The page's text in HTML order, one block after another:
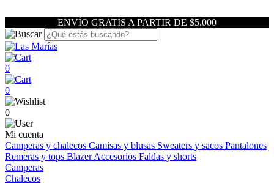
ENVÍO GRATIS A PARTIR DE $5.000
0
0
0
Mi cuenta
Camperas y chalecos Camisas y blusas Sweaters y sacos Pantalones
Remeras y tops BlazerAccesorios Faldas y shorts
Camperas
Chalecos